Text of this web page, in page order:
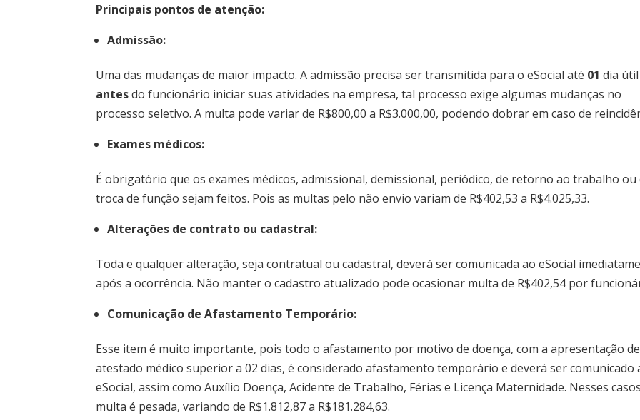
Principais pontos de atenção:
Admissão:
Uma das mudanças de maior impacto. A admissão precisa ser transmitida para o eSocial até 01 dia útil
antesdo funcionário iniciar suas atividades na empresa, tal processo exige algumas mudanças no
processo seletivo. A multa pode variar de R$800,00 a R$3.000,00, podendo dobrar em caso de
Exames médicos:
É obrigatório que os exames médicos, admissional, demissional, periódico, de retorno ao trabalho ou
troca de função sejam feitos. Pois as multas pelo não envio variam de R$402,53 a R$4.025,33.
Alterações de contrato ou cadastral:
Toda e qualquer alteração, seja contratual ou cadastral, deverá ser comunicada ao eSocial
após a ocorrência. Não manter o cadastro atualizado pode ocasionar multa de R$402,54 por
Comunicação de Afastamento Temporário:
Esse item é muito importante, pois todo o afastamento por motivo de doença, com a apresentação de
atestado médico superior a 02 dias, é considerado afastamento temporário e deverá ser comunicado
eSocial, assim como Auxílio Doença, Acidente de Trabalho, Férias e Licença Maternidade. Nesses
multa é pesada, variando de R$1.812,87 a R$181.284,63.